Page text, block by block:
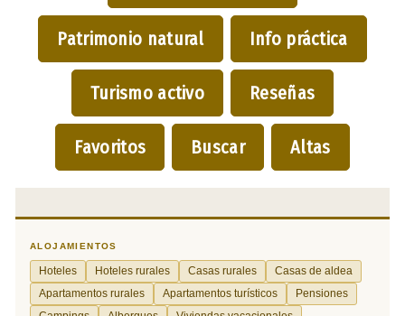
Patrimonio natural Info práctica
Turismo activo Reseñas
Favoritos Buscar Altas